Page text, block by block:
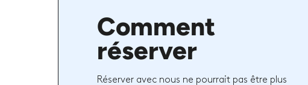
Comment
réserver
Réserver avec nous ne pourrait pas être plus